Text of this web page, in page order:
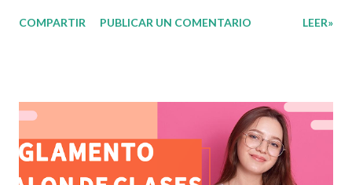
por parte de nuestros aprendientes. El examen consta de
aprendizajes claves que sus nuevos aprendientes ya
lograron alcanzar y de aquellos que aun necesitan
consolidar. Esto con la finalidad de que elaboramos un
COMPARTIR PUBLICAR UN COMENTARIO LEER»